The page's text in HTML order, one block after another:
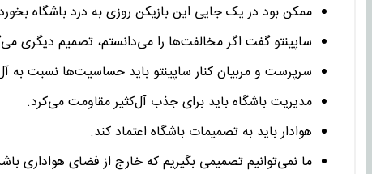
ممکن بود در یک جایی این بازیکن روزی به درد باشگاه
ساپینتو گفت اگر مخالفت‌ها را می‌دانستم، تصمیم دیگری
سرپرست و مربیان کنار ساپینتو باید حساسیت‌ها نسبت به
مدیریت باشگاه باید برای جذب آل‌کثیر مقاومت می‌کرد.
هوادار باید به تصمیمات باشگاه اعتماد کند.
ما نمی‌توانیم تصمیمی بگیریم که خارج از فضای هواداری